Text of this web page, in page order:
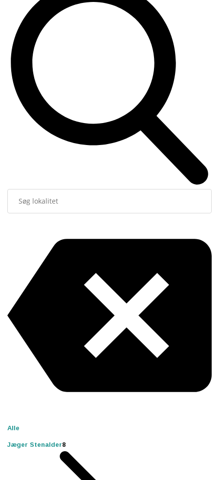
Alle
Jæger Stenalder8